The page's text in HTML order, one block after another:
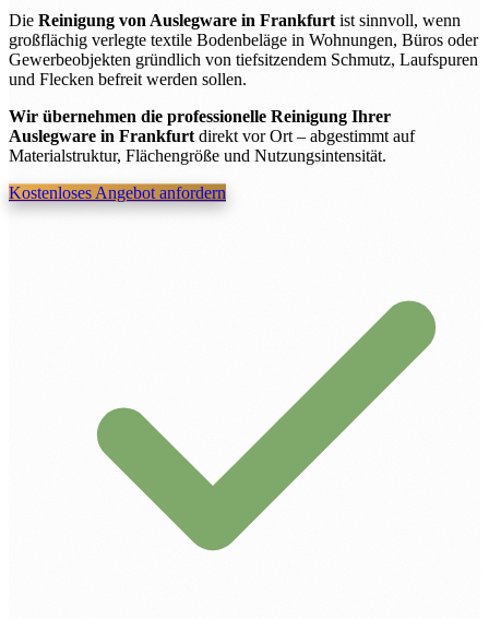
Die Reinigung von Auslegware in Frankfurtist sinnvoll, wenn
großflächig verlegte textile Bodenbeläge in Wohnungen, Büros oder
Gewerbeobjekten gründlich von tiefsitzendem Schmutz, Laufspuren
und Flecken befreit werden sollen.
Wir übernehmen die professionelle Reinigung Ihrer
Auslegware in Frankfurtdirekt vor Ort – abgestimmt auf
Materialstruktur, Flächengröße und Nutzungsintensität.
Kostenloses Angebot anfordern